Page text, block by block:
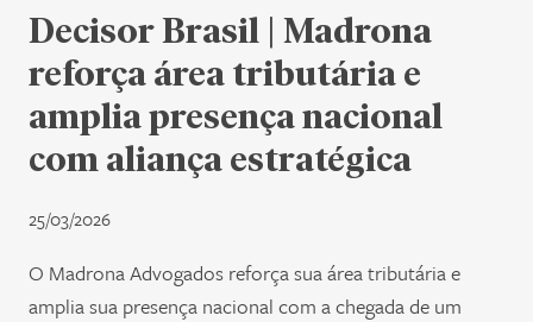
Newsletter
Decisor Brasil | Madrona
reforça área tributária e
amplia presença nacional
com aliança estratégica
25/03/2026
O Madrona Advogados reforça sua área tributária e
amplia sua presença nacional com a chegada de um